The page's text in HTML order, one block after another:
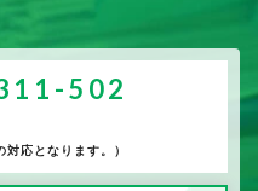
502
対応となります。）